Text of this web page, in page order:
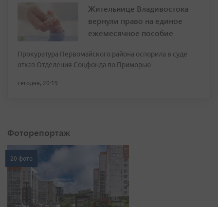
Жительнице Владивостока
вернули право на единое
ежемесячное пособие
Прокуратура Первомайского района оспорила в суде
отказ Отделения Соцфонда по Приморью
сегодня, 20:19
Фоторепортаж
20 фото